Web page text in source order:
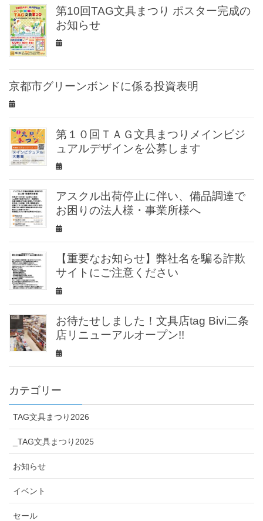
第10回TAG文具まつり ポスター完成の
お知らせ
京都市グリーンボンドに係る投資表明
第１０回ＴＡＧ文具まつりメインビジ
ュアルデザインを公募します
アスクル出荷停止に伴い、備品調達で
お困りの法人様・事業所様へ
【重要なお知らせ】弊社名を騙る詐欺
サイトにご注意ください
お待たせしました！文具店tag Bivi二条
店リニューアルオープン!!
カテゴリー
TAG文具まつり2026
_TAG文具まつり2025
お知らせ
イベント
セール